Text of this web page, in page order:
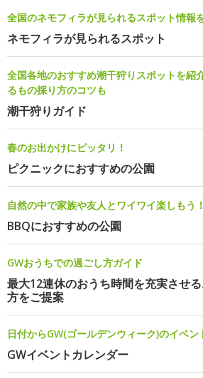
全国のネモフィラが見られるスポット情報
ネモフィラが見られるスポット
全国各地のおすすめ潮干狩りスポットを紹
るもの採り方のコツも
潮干狩りガイド
春のお出かけにピッタリ！
ピクニックにおすすめの公園
自然の中で家族や友人とワイワイ楽しもう！
BBQにおすすめの公園
GWおうちでの過ごし方ガイド
最大12連休のおうち時間を充実させ
方をご提案
日付からGW(ゴールデンウィーク)のイベン
GWイベントカレンダー